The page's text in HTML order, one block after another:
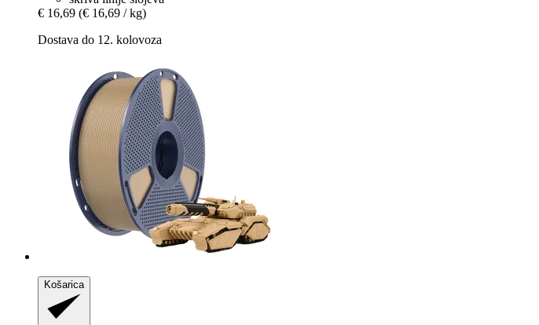
€ 16,69 (€ 16,69 / kg)
Dostava do 12. kolovoza
Košarica